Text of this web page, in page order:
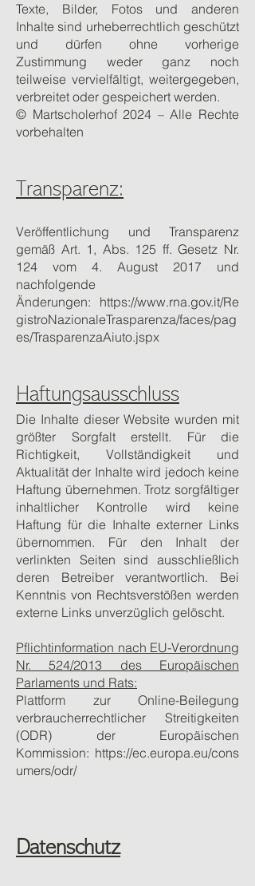
Texte, Bilder, Fotos und anderen
Inhalte sind urheberrechtlich geschützt
und dürfen ohne vorherige
Zustimmung weder ganz noch
teilweise vervielfältigt, weitergegeben,
verbreitet oder gespeichert werden.
© Martscholerhof 2024 – Alle Rechte
vorbehalten
Transparenz:
Veröffentlichung und Transparenz
gemäß Art. 1, Abs. 125 ff. Gesetz Nr.
124 vom 4. August 2017 und
nachfolgende
Änderungen: https://www.rna.gov.it/Re
gistroNazionaleTrasparenza/faces/pag
es/TrasparenzaAiuto.jspx
Haftungsausschluss
Die Inhalte dieser Website wurden mit
größter Sorgfalt erstellt. Für die
Richtigkeit, Vollständigkeit und
Aktualität der Inhalte wird jedoch keine
Haftung übernehmen. Trotz sorgfältiger
inhaltlicher Kontrolle wird keine
Haftung für die Inhalte externer Links
übernommen. Für den Inhalt der
verlinkten Seiten sind ausschließlich
deren Betreiber verantwortlich. Bei
Kenntnis von Rechtsverstößen werden
externe Links unverzüglich gelöscht.
Pflichtinformation nach EU-Verordnung
Nr. 524/2013 des Europäischen
Parlaments und Rats:
Plattform zur Online-Beilegung
verbraucherrechtlicher Streitigkeiten
(ODR) der Europäischen
Kommission: https://ec.europa.eu/cons
umers/odr/
Datenschutz